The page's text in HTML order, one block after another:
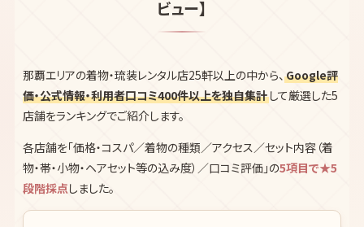
ビュー】
那覇エリアの着物・琉装レンタル店25軒以上の中から、Google評
価・公式情報・利用者口コミ400件以上を独自集計して厳選した5
店舗をランキングでご紹介します。
各店舗を「価格・コスパ／着物の種類／アクセス／セット内容（着
物・帯・小物・ヘアセット等の込み度）／口コミ評価」の5項目で★5
段階採点しました。